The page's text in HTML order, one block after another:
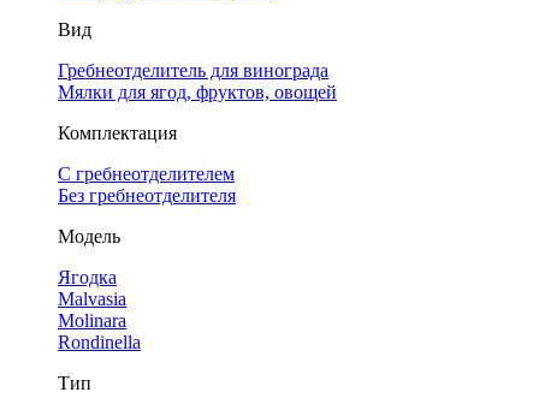
Вид
Гребнеотделитель для винограда
Мялки для ягод, фруктов, овощей
Комплектация
С гребнеотделителем
Без гребнеотделителя
Модель
Ягодка
Malvasia
Molinara
Rondinella
Тип